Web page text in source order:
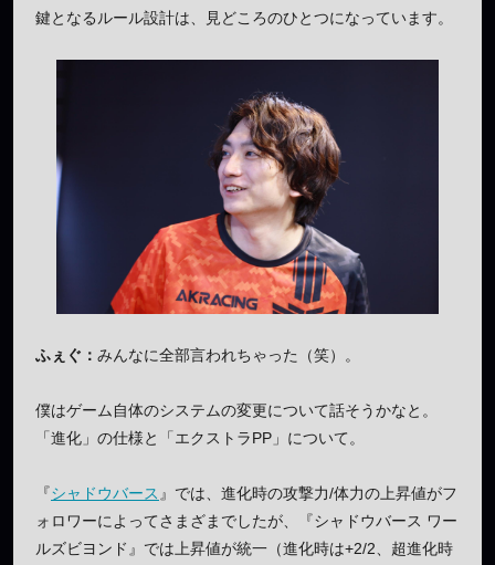
鍵となるルール設計は、見どころのひとつになっています。
ふぇぐ： みんなに全部言われちゃった（笑）。
僕はゲーム自体のシステムの変更について話そうかなと。
「進化」の仕様と「エクストラPP」について。
『シャドウバース 』では、進化時の攻撃力/体力の上昇値がフ
ォロワーによってさまざまでしたが、『シャドウバース ワー
ルズビヨンド』では上昇値が統一（進化時は+2/2、超進化時